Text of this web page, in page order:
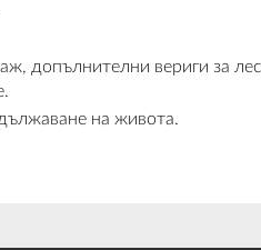
допълнителни вериги за
на живота.